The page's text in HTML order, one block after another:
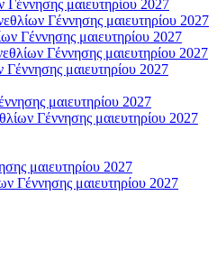
μαιευτηρίου 2027
Γέννησης μαιευτηρίου 2027
Γέννησης μαιευτηρίου 2027
Γέννησης μαιευτηρίου 2027
μαιευτηρίου 2027
μαιευτηρίου 2027
Γέννησης μαιευτηρίου 2027
μαιευτηρίου 2027
Γέννησης μαιευτηρίου 2027